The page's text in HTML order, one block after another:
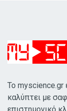
Το myscience.gr
καλύπτει με